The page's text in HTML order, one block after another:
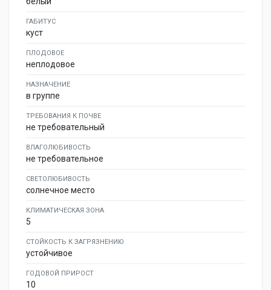
ГАБИТУС
куст
ПЛОДОВОЕ
неплодовое
НАЗНАЧЕНИЕ
в группе
ТРЕБОВАНИЯ К ПОЧВЕ
не требовательный
ВЛАГОЛЮБИВОСТЬ
не требовательное
СВЕТОЛЮБИВОСТЬ
солнечное место
КЛИМАТИЧЕСКАЯ ЗОНА
5
СТОЙКОСТЬ К ЗАГРЯЗНЕНИЮ
устойчивое
ГОДОВОЙ ПРИРОСТ
10